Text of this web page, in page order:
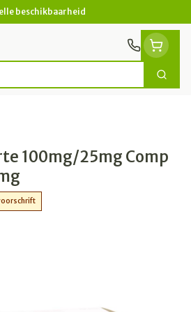
beschikbaarheid
Zoek
100mg/25mg Comp